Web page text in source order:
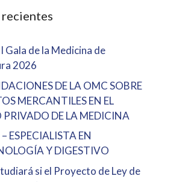
recientes
Gala de la Medicina de
2026
DE LA OMC SOBRE
MERCANTILES EN EL
PRIVADO DE LA MEDICINA
ESPECIALISTA EN
Y DIGESTIVO
si el Proyecto de Ley de